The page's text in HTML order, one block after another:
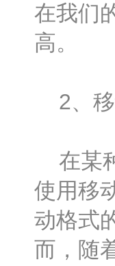
在我们
高。
2、移
在某
使用移
动格式
而，随